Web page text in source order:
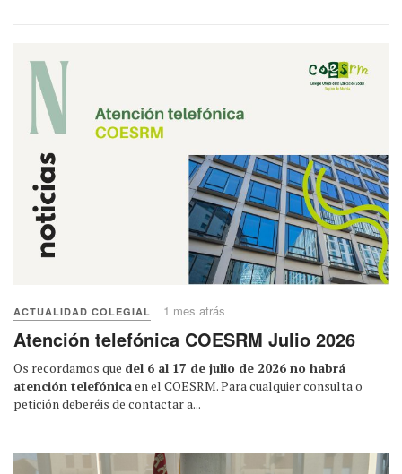
ACTUALIDAD COLEGIAL 1 mes atrás
Atención telefónica COESRM Julio 2026
Os recordamos que del 6 al 17 de julio de 2026 no habrá
atención telefónicaen el COESRM. Para cualquier consulta o
petición deberéis de contactar a...